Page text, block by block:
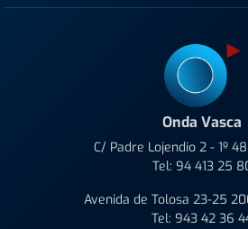
Onda Vasca
C/ Padre Lojendio 2 - 1º
Tel: 94 413 25
Avenida de Tolosa 23-25
Tel: 943 42 36